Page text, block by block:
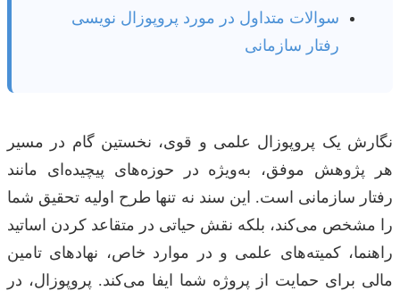
سوالات متداول در مورد پروپوزال نویسی
رفتار سازمانی
نگارش یک پروپوزال علمی و قوی، نخستین گام در مسیر
هر پژوهش موفق، به‌ویژه در حوزه‌های پیچیده‌ای مانند
رفتار سازمانی است. این سند نه تنها طرح اولیه تحقیق شما
را مشخص می‌کند، بلکه نقش حیاتی در متقاعد کردن اساتید
راهنما، کمیته‌های علمی و در موارد خاص، نهادهای تامین
مالی برای حمایت از پروژه شما ایفا می‌کند. پروپوزال، در